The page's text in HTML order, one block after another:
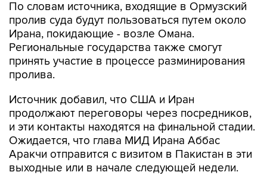
Ирана, покидающие - возле Омана.
Региональные государства также смогут
принять участие в процессе разминирования
пролива.
Источник добавил, что США и Иран
и эти контакты находятся на финальной стадии.
Ожидается, что глава МИД Ирана Аббас
Аракчи отправится с визитом в Пакистан в эти
выходные или в начале следующей недели.
Ранее в МИД Ирана сообщали, что Тегеран и